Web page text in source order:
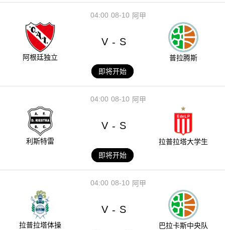
08-10
04:00 阿甲
阿根廷独立
V - S
普拉腾斯
即将开始
08-10
04:00 阿甲
利斯特雷
V - S
拉普拉塔大学生
即将开始
08-10
04:00 阿甲
拉普拉塔体操
V - S
巴拉卡斯中央队